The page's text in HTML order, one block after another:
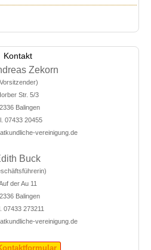
Kontakt
Zekorn
Str. 5/3
Balingen
07433 20455
vereinigung.de
Buck
der Au 11
Balingen
07433 273211
vereinigung.de